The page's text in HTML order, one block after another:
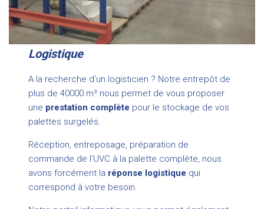
Logistique
A la recherche d’un logisticien ? Notre entrepôt de
plus de 40000 m³ nous permet de vous proposer
une prestation complète pour le stockage de vos
palettes surgelés.
Réception, entreposage, préparation de
commande de l’UVC à la palette complète, nous
avons forcément la réponse logistique qui
correspond à votre besoin.